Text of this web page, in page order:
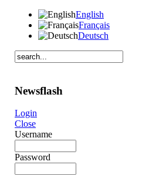
English
Français
Deutsch
Newsflash
Login
Close
Username
Password